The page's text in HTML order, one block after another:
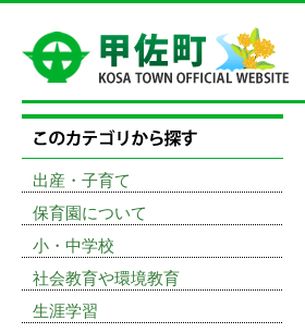
出産・子育て
保育園について
小・中学校
社会教育や環境教育
生涯学習